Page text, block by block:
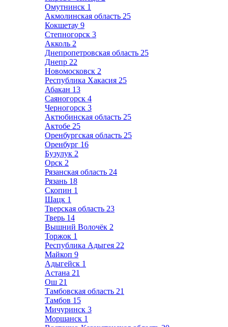
Омутнинск 1
Акмолинская область 25
Кокшетау 9
Степногорск 3
Акколь 2
Днепропетровская область 25
Днепр 22
Новомосковск 2
Республика Хакасия 25
Абакан 13
Саяногорск 4
Черногорск 3
Актюбинская область 25
Актобе 25
Оренбургская область 25
Оренбург 16
Бузулук 2
Орск 2
Рязанская область 24
Рязань 18
Скопин 1
Шацк 1
Тверская область 23
Тверь 14
Вышний Волочёк 2
Торжок 1
Республика Адыгея 22
Майкоп 9
Адыгейск 1
Астана 21
Ош 21
Тамбовская область 21
Тамбов 15
Мичуринск 3
Моршанск 1